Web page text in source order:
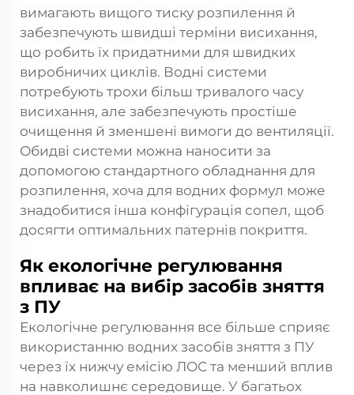
вимагають вищого тиску розпилення й
забезпечують швидші терміни висихання,
що робить їх придатними для швидких
виробничих циклів. Водні системи
потребують трохи більш тривалого часу
висихання, але забезпечують простіше
очищення й зменшені вимоги до вентиляції.
Обидві системи можна наносити за
допомогою стандартного обладнання для
розпилення, хоча для водних формул може
знадобитися інша конфігурація сопел, щоб
досягти оптимальних патернів покриття.
Як екологічне регулювання
впливає на вибір засобів зняття
з ПУ
Екологічне регулювання все більше сприяє
використанню водних засобів зняття з ПУ
через їх нижчу емісію ЛОС та менший вплив
на навколишнє середовище. У багатьох